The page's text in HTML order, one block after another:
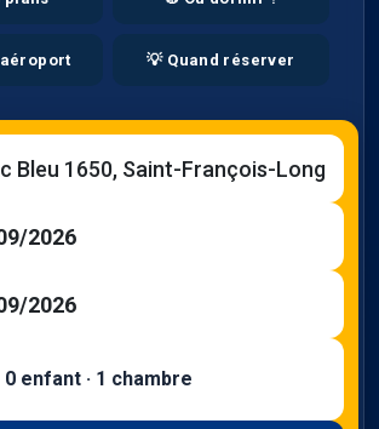
💡 Quand réserver
0 enfant · 1 chambre